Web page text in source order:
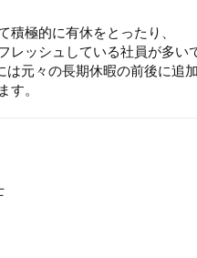
積極的に有休をとったり、
レッシュしている社員が多い
は元々の長期休暇の前後に追
す。